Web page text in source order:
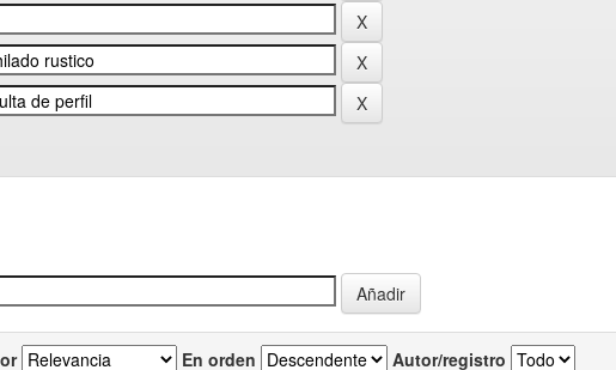
En orden Autor/registro